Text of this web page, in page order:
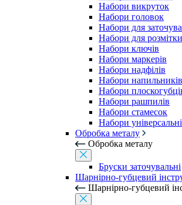
Набори викруток
Набори головок
Набори для
Набори для розмітки
Набори ключів
Набори маркерів
Набори надфілів
Набори напильників
Набори
Набори рашпилів
Набори стамесок
Набори універсальні
Обробка металу
Обробка металу
Бруски заточувальні
Шарнірно-губцевий
Шарнірно-губцевий